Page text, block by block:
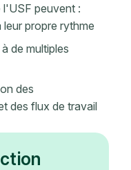
peuvent :
propre rythme
de multiples
des
des flux de travail